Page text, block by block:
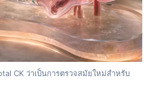
CK ว่าเป็นการตรวจสมัยใหม่สำหรับ